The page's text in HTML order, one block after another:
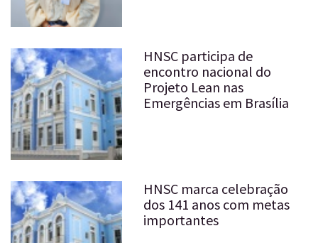
HNSC participa de
encontro nacional do
Projeto Lean nas
Emergências em Brasília
HNSC marca celebração
dos 141 anos com metas
importantes